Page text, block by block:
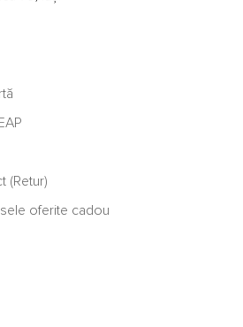
(Retur)
oferite cadou